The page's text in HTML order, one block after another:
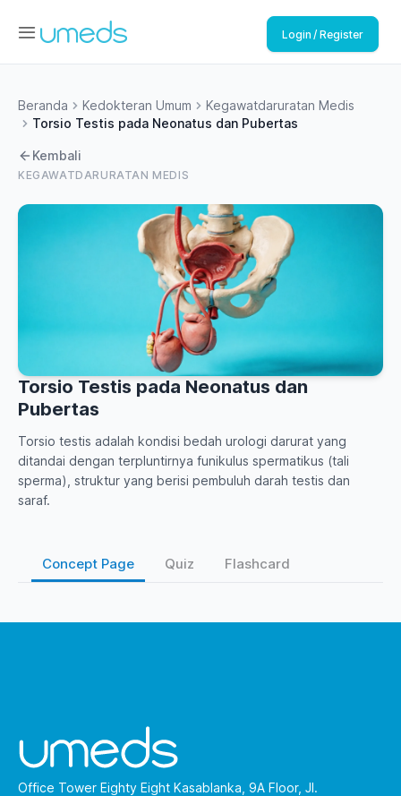
Login / Register
Beranda Kedokteran Umum
Kegawatdaruratan Medis
Torsio Testis pada Neonatus dan Pubertas
KEGAWATDARURATAN MEDIS
Kembali
Torsio Testis pada Neonatus dan
Pubertas
Torsio testis adalah kondisi bedah urologi darurat yang
ditandai dengan terpluntirnya funikulus spermatikus (tali
sperma), struktur yang berisi pembuluh darah testis dan
saraf.
Concept Page Quiz Flashcard
Office Tower Eighty Eight Kasablanka, 9A Floor, Jl.